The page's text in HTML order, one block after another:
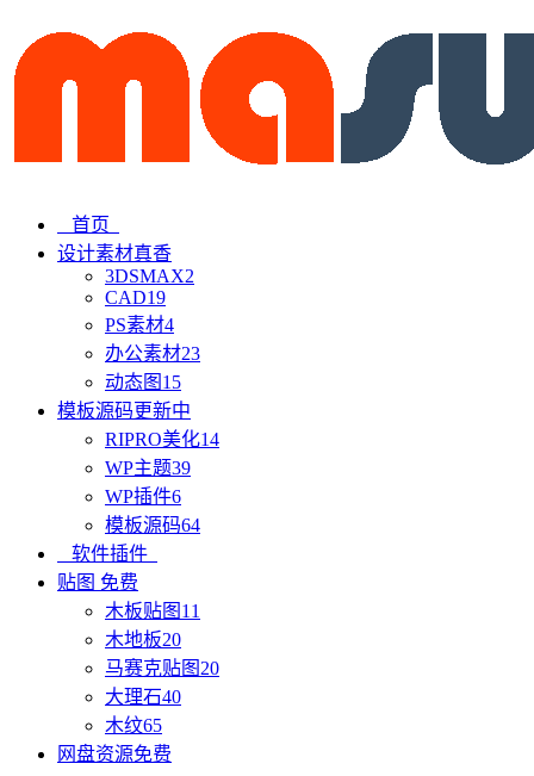
首页
设计素材真香
3DSMAX2
CAD19
PS素材4
办公素材23
动态图 15
模板源码更新中
RIPRO美化14
WP主题39
WP插件6
模板源码64
软件插件
贴图 免费
木板贴图 11
木地板20
马赛克贴图 20
大理石40
木纹65
网盘资源免费